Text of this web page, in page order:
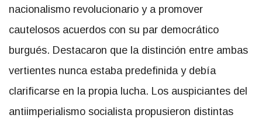
nacionalismo revolucionario y a promover
cautelosos acuerdos con su par democrático
burgués. Destacaron que la distinción entre ambas
vertientes nunca estaba predefinida y debía
clarificarse en la propia lucha. Los auspiciantes del
antiimperialismo socialista propusieron distintas